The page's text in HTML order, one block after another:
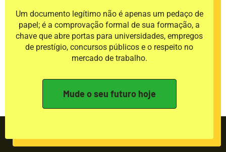
Um documento legítimo não é apenas um pedaço de
papel; é a comprovação formal de sua formação, a
chave que abre portas para universidades, empregos
de prestígio, concursos públicos e o respeito no
mercado de trabalho.
Mude o seu futuro hoje